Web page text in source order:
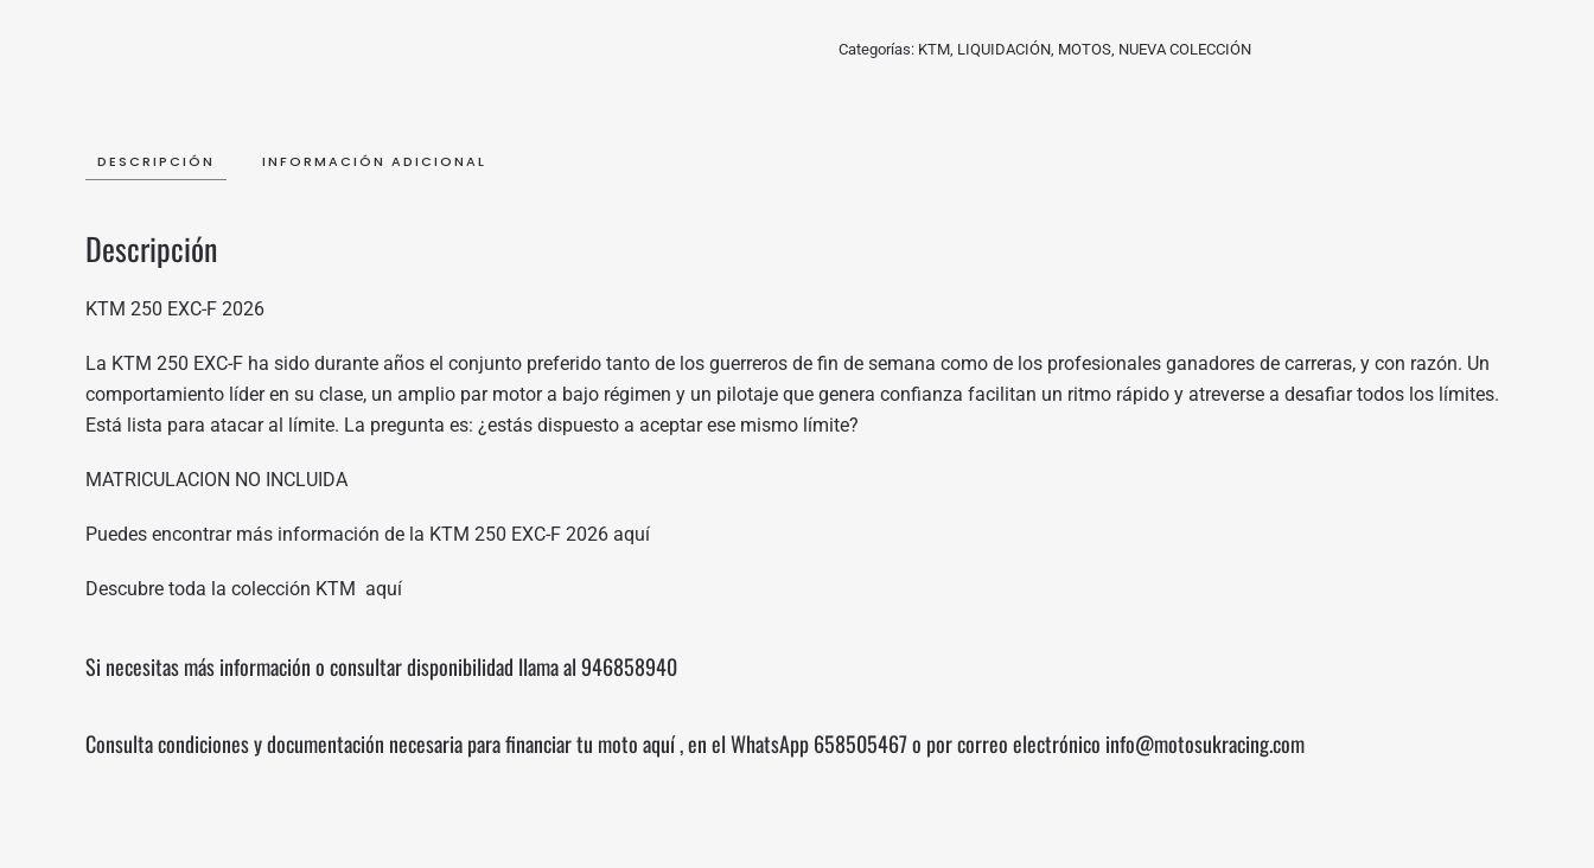
Categorías: KTM, LIQUIDACIÓN, MOTOS, NUEVA COLECCIÓN
DESCRIPCIÓN INFORMACIÓN ADICIONAL
Descripción
KTM 250 EXC-F 2026
La KTM 250 EXC-F ha sido durante años el conjunto preferido tanto de los guerreros de fin de semana como de los profesionales ganadores de carreras, y con razón. Un
comportamiento líder en su clase, un amplio par motor a bajo régimen y un pilotaje que genera confianza facilitan un ritmo rápido y atreverse a desafiar todos los límites.
Está lista para atacar al límite. La pregunta es: ¿estás dispuesto a aceptar ese mismo límite?
MATRICULACION NO INCLUIDA
Puedes encontrar más información de la KTM 250 EXC-F 2026 aquí
Descubre toda la colección KTM aquí
Si necesitas más información o consultar disponibilidad llama al946858940
Consulta condiciones y documentación necesaria para financiar tu motoaquí, en el WhatsApp658505467o por correo electrónico info@motosukracing.com